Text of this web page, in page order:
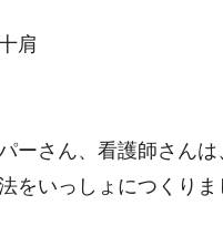
肩
ーさん、看護師さんは
をいっしょにつくりま